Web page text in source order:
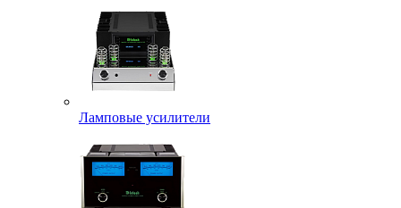
Ламповые усилители